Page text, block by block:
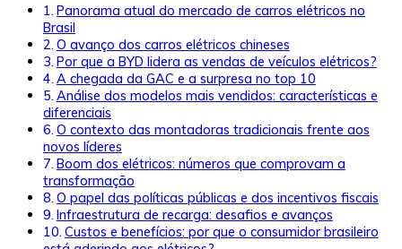
Panorama atual do mercado de carros elétricos no
Brasil
O avanço dos carros elétricos chineses
Por que a BYD lidera as vendas de veículos elétricos?
A chegada da GAC e a surpresa no top 10
Análise dos modelos mais vendidos: características e
diferenciais
O contexto das montadoras tradicionais frente aos
novos líderes
Boom dos elétricos: números que comprovam a
transformação
O papel das políticas públicas e dos incentivos fiscais
Infraestrutura de recarga: desafios e avanços
Custos e benefícios: por que o consumidor brasileiro